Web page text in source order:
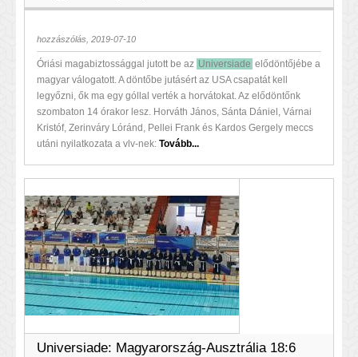
hozzászólás, 2019-07-10
Óriási magabiztossággal jutott be az Universiade elődöntőjébe a
magyar válogatott. A döntőbe jutásért az USA csapatát kell
legyőzni, ők ma egy góllal verték a horvátokat. Az elődöntőnk
szombaton 14 órakor lesz. Horváth János, Sánta Dániel, Várnai
Kristóf, Zerinváry Lóránd, Pellei Frank és Kardos Gergely meccs
utáni nyilatkozata a vlv-nek: Tovább...
Universiade: Magyarország-Ausztrália 18:6